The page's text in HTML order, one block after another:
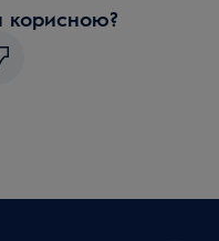
корисною?